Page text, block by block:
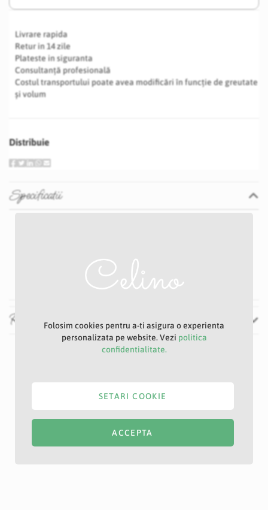
Livrare rapida
Retur in 14 zile
Plateste in siguranta
Consultanță profesională
Costul transportului poate avea modificări în funcție de greutate
și volum
Distribuie
Specificatii
70 cm
RecenziiFolosim cookies pentru a-ti asigura o experienta
personalizata pe website. Vezi politica
confidentialitate.
ACCEPTA
SETARI COOKIE